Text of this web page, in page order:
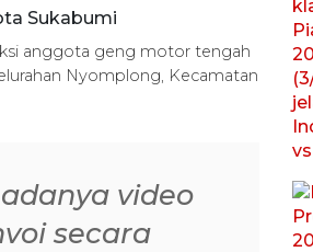
anggota geng motor tengah
Nyomplong, Kecamatan
video
secara